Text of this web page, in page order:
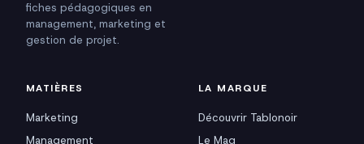
fiches pédagogiques en
management, marketing et
gestion de projet.
MATIÈRES
Marketing
Management
LA MARQUE
Découvrir Tablonoir
Le Mag